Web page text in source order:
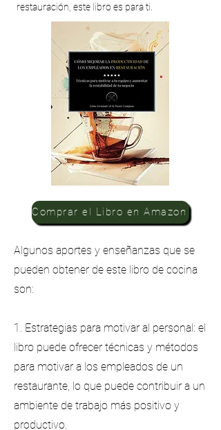
restauración, este libro es para ti.
Comprar el Libro en Amazon
Algunos aportes y enseñanzas que se
pueden obtener de este libro de cocina
son:
1. Estrategias para motivar al personal: el
libro puede ofrecer técnicas y métodos
para motivar a los empleados de un
restaurante, lo que puede contribuir a un
ambiente de trabajo más positivo y
productivo.